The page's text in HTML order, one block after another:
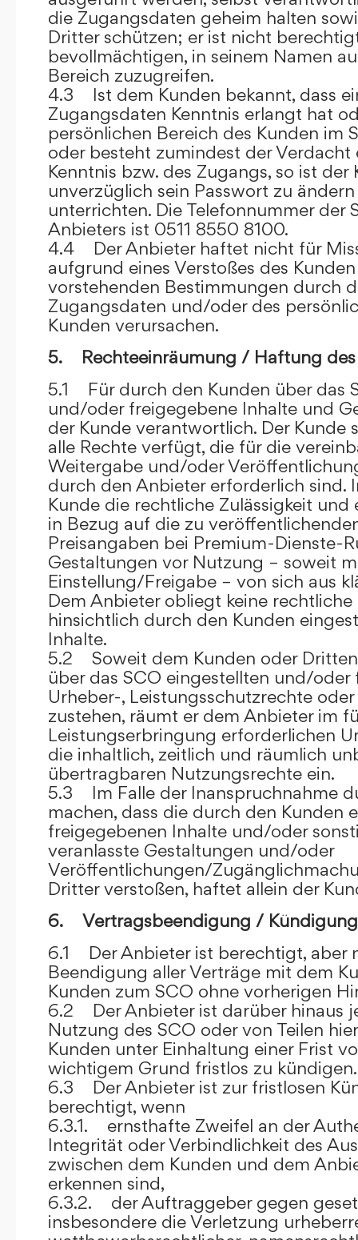
die Zugangsdaten geheim halten
Dritter schützen; er ist nicht
bevollmächtigen, in seinem Namen
Bereich zuzugreifen.
4.3 Ist dem Kunden bekannt, dass
Zugangsdaten Kenntnis erlangt hat
persönlichen Bereich des Kunden im
oder besteht zumindest der Verdacht
Kenntnis bzw. des Zugangs, so ist
unverzüglich sein Passwort zu
unterrichten. Die Telefonnummer der
Anbieters ist 0511 8550 8100.
4.4 Der Anbieter haftet nicht für
aufgrund eines Verstoßes des
vorstehenden Bestimmungen durch
Zugangsdaten und/oder des
Kunden verursachen.
5. Rechteeinräumung / Haftung des
5.1 Für durch den Kunden über das
und/oder freigegebene Inhalte und
der Kunde verantwortlich. Der Kunde
alle Rechte verfügt, die für die
Weitergabe und/oder
durch den Anbieter erforderlich sind.
Kunde die rechtliche Zulässigkeit
in Bezug auf die zu
Preisangaben bei Premium-Dienste-
Gestaltungen vor Nutzung – soweit
Einstellung/Freigabe – von sich aus
Dem Anbieter obliegt keine
hinsichtlich durch den Kunden
Inhalte.
5.2 Soweit dem Kunden oder
über das SCO eingestellten und/
Urheber-, Leistungsschutzrechte
zustehen, räumt er dem Anbieter im
Leistungserbringung erforderlichen
die inhaltlich, zeitlich und räumlich
übertragbaren Nutzungsrechte ein.
5.3 Im Falle der Inanspruchnahme
machen, dass die durch den Kunden
freigegebenen Inhalte und/oder
veranlasste Gestaltungen und/oder
Veröffentlichungen/
Dritter verstoßen, haftet allein der
6. Vertragsbeendigung / Kündigung
6.1 Der Anbieter ist berechtigt, aber
Beendigung aller Verträge mit dem
Kunden zum SCO ohne vorherigen
6.2 Der Anbieter ist darüber hinaus
Nutzung des SCO oder von Teilen
Kunden unter Einhaltung einer Frist
wichtigem Grund fristlos zu kündigen.
6.3 Der Anbieter ist zur fristlosen
berechtigt, wenn
6.3.1. ernsthafte Zweifel an der
Integrität oder Verbindlichkeit des
zwischen dem Kunden und dem
erkennen sind,
6.3.2. der Auftraggeber gegen
insbesondere die Verletzung